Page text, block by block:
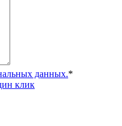
данных.*
клик